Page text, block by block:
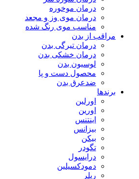
درمان موخوره
درمان موی وز و مجعد
مناسب موی رنگ شده
مراقب از بدن
درمان تیرگی بدن
درمان خشکی بدن
لوسیون بدن
محصول دست و پا
ضدعرق بدن
برندها
اورلین
اورین
اینتنس
بیزانس
بیکن
تگودر
درایسول
دمودکسیلین
رپلر